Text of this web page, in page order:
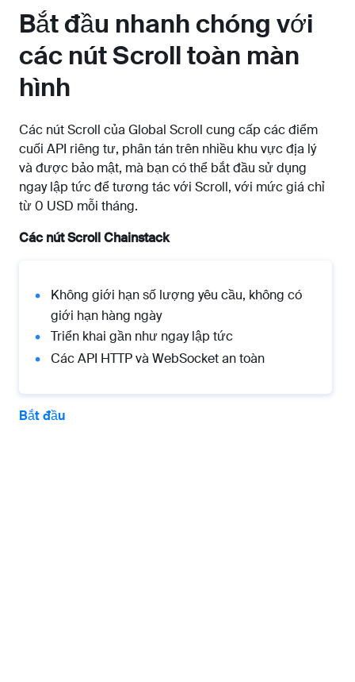
Bắt đầu nhanh chóng với
các nút Scroll toàn màn
hình
Các nút Scroll của Global Scroll cung cấp các điểm
cuối API riêng tư, phân tán trên nhiều khu vực địa lý
và được bảo mật, mà bạn có thể bắt đầu sử dụng
ngay lập tức để tương tác với Scroll, với mức giá chỉ
từ 0 USD mỗi tháng.
Các nút Scroll Chainstack
Không giới hạn số lượng yêu cầu, không có
giới hạn hàng ngày
Triển khai gần như ngay lập tức
Các API HTTP và WebSocket an toàn
Bắt đầu